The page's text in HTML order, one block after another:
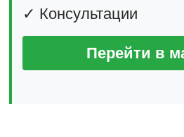
✓ Консультации
Перейти в